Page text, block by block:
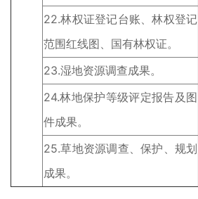
22.林权证登记台账、林权登记
范围红线图、国有林权证。
23.湿地资源调查成果。
24.林地保护等级评定报告及图
件成果。
25.草地资源调查、保护、规划
成果。